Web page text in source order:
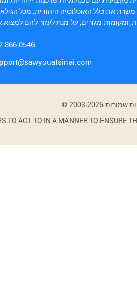
משרת את כלל האוכלוסיה היהודית, מכל
866-0546
TO ACT TO IN A MANNER TO ENSURE